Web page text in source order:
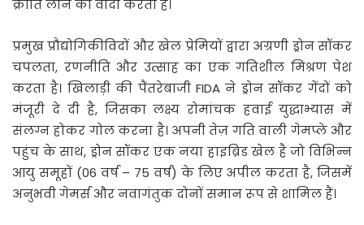
क्रांति लाने का वादा करता है।
प्रमुख प्रौद्योगिकीविदों और खेल प्रेमियों द्वारा अग्रणी ड्रोन सॉकर
चपलता, रणनीति और उत्साह का एक गतिशील मिश्रण पेश
करता है। खिलाड़ी की पैंतरेबाजी FIDA ने ड्रोन सॉकर गेंदों को
मंजूरी दे दी है, जिसका लक्ष्य रोमांचक हवाई युद्धाभ्यास में
संलग्न होकर गोल करना है। अपनी तेज़ गति वाली गेमप्ले और
पहुंच के साथ, ड्रोन सॉकर एक नया हाइब्रिड खेल है जो विभिन्न
आयु समूहों (06 वर्ष – 75 वर्ष) के लिए अपील करता है, जिसमें
अनुभवी गेमर्स और नवागंतुक दोनों समान रूप से शामिल हैं।